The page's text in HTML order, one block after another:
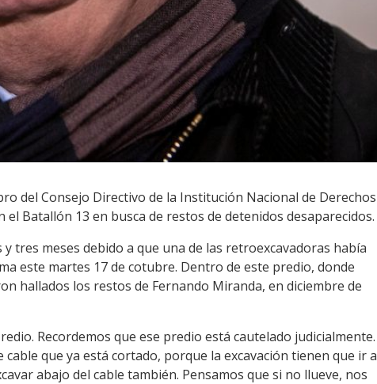
del Consejo Directivo de la Institución Nacional de Derechos
Batallón 13 en busca de restos de detenidos desaparecidos.
tres meses debido a que una de las retroexcavadoras había
este martes 17 de cotubre. Dentro de este predio, donde
hallados los restos de Fernando Miranda, en diciembre de
Recordemos que ese predio está cautelado judicialmente.
que ya está cortado, porque la excavación tienen que ir a
abajo del cable también. Pensamos que si no llueve, nos